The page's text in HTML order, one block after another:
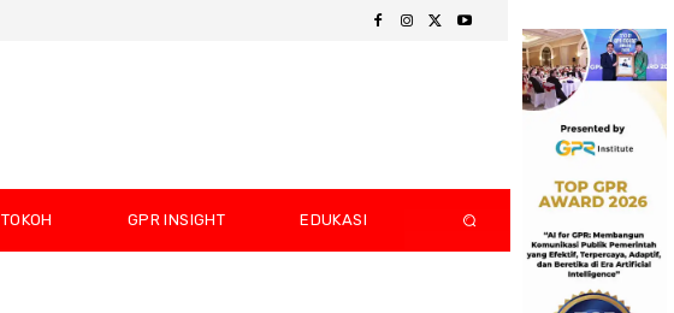
TOKOH GPR INSIGHT EDUKASI